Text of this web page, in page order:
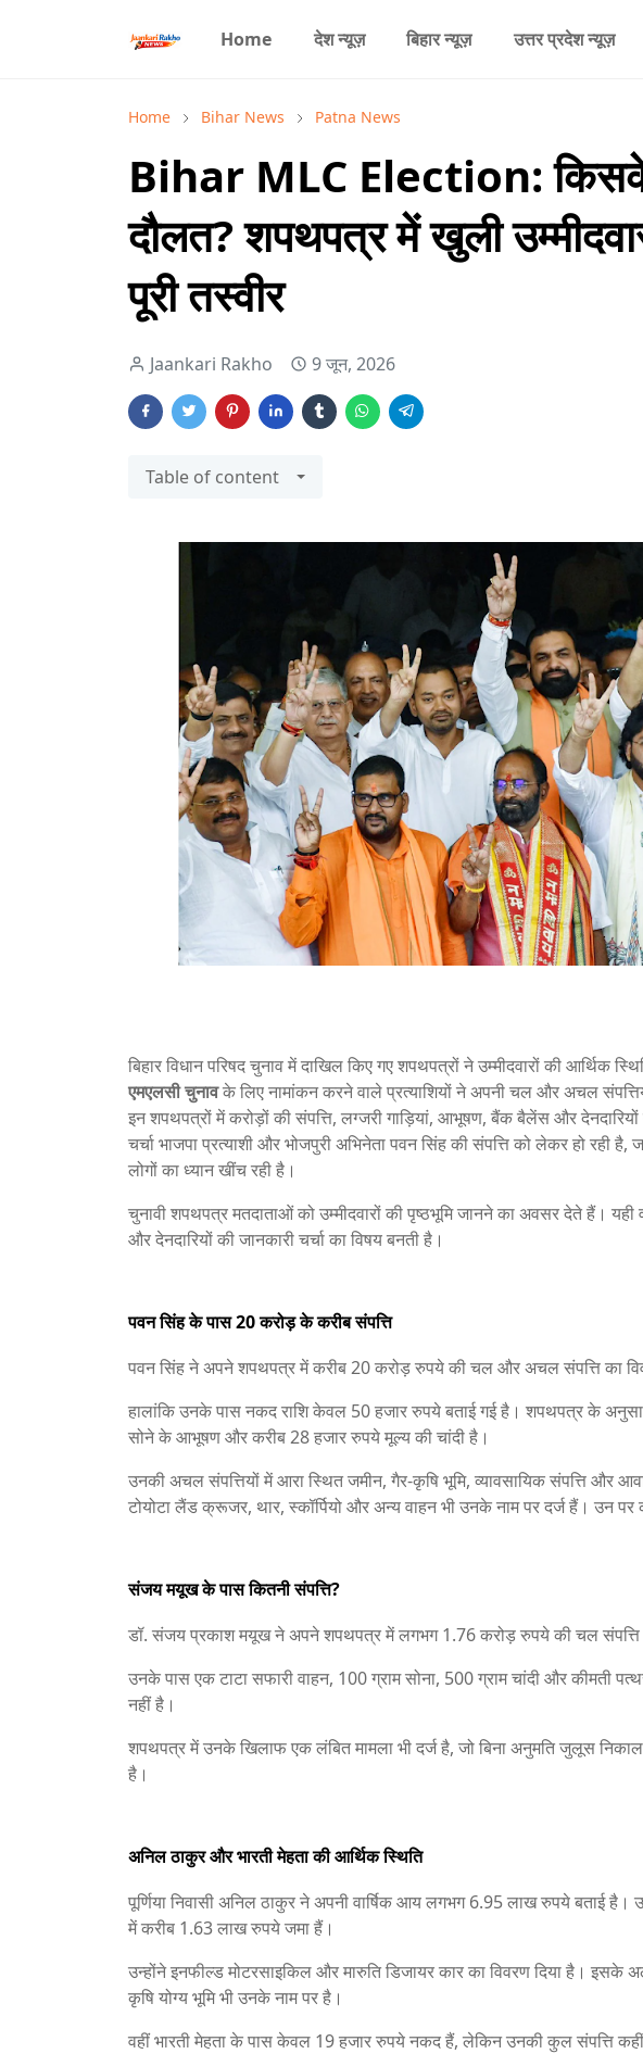
Home देश न्यूज़ बिहार न्यूज़ उत्तर प्रदेश न्यूज़
Home Bihar News Patna News
Bihar MLC Election: किसके
दौलत? शपथपत्र में खुली
पूरी तस्वीर
Jaankari Rakho 9 जून, 2026
Table of content
बिहार विधान परिषद चुनाव में दाखिल किए गए शपथपत्रों ने उम्मीदवारों की आर्थिक
एमएलसी चुनावके लिए नामांकन करने वाले प्रत्याशियों ने अपनी चल और अचल
इन शपथपत्रों में करोड़ों की संपत्ति, लग्जरी गाड़ियां, आभूषण, बैंक बैलेंस और
चर्चा भाजपा प्रत्याशी और भोजपुरी अभिनेता पवन सिंह की संपत्ति को लेकर हो रही है,
लोगों का ध्यान खींच रही है।
चुनावी शपथपत्र मतदाताओं को उम्मीदवारों की पृष्ठभूमि जानने का अवसर देते हैं। यही
और देनदारियों की जानकारी चर्चा का विषय बनती है।
पवन सिंह के पास 20 करोड़ के करीब संपत्ति
पवन सिंह ने अपने शपथपत्र में करीब 20 करोड़ रुपये की चल और अचल संपत्ति का
हालांकि उनके पास नकद राशि केवल 50 हजार रुपये बताई गई है। शपथपत्र के
सोने के आभूषण और करीब 28 हजार रुपये मूल्य की चांदी है।
उनकी अचल संपत्तियों में आरा स्थित जमीन, गैर-कृषि भूमि, व्यावसायिक संपत्ति और
टोयोटा लैंड क्रूजर, थार, स्कॉर्पियो और अन्य वाहन भी उनके नाम पर दर्ज हैं। उन
संजय मयूख के पास कितनी संपत्ति?
डॉ. संजय प्रकाश मयूख ने अपने शपथपत्र में लगभग 1.76 करोड़ रुपये की चल संपत्ति
उनके पास एक टाटा सफारी वाहन, 100 ग्राम सोना, 500 ग्राम चांदी और कीमती
नहीं है।
शपथपत्र में उनके खिलाफ एक लंबित मामला भी दर्ज है, जो बिना अनुमति जुलूस
है।
अनिल ठाकुर और भारती मेहता की आर्थिक स्थिति
पूर्णिया निवासी अनिल ठाकुर ने अपनी वार्षिक आय लगभग 6.95 लाख रुपये बताई
में करीब 1.63 लाख रुपये जमा हैं।
उन्होंने इनफील्ड मोटरसाइकिल और मारुति डिजायर कार का विवरण दिया है। इसके
कृषि योग्य भूमि भी उनके नाम पर है।
वहीं भारती मेहता के पास केवल 19 हजार रुपये नकद हैं, लेकिन उनकी कुल संपत्ति